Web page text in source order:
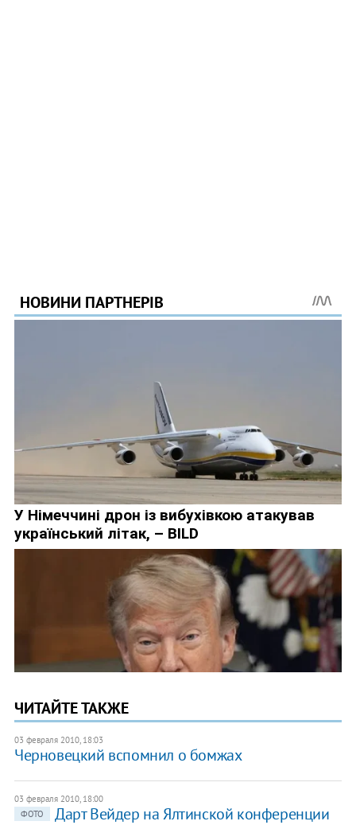
ЧИТАЙТЕ ТАКЖЕ
03 февраля 2010, 18:03
Черновецкий вспомнил о бомжах
03 февраля 2010, 18:00
ФОТО
Дарт Вейдер на Ялтинской конференции